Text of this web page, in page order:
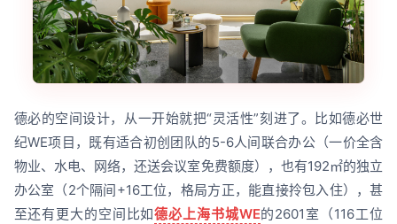
德必的空间设计，从一开始就把“灵活性”刻进了。比如德必世
纪WE项目，既有适合初创团队的5-6人间联合办公（一价全含
物业、水电、网络，还送会议室免费额度），也有192㎡的独立
办公室（2个隔间+16工位，格局方正，能直接拎包入住），甚
至还有更大的空间比如德必上海书城WE的2601室（116工位